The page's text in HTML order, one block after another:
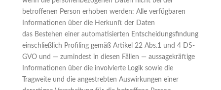
betroffenen Person erhoben werden: Alle verfügbaren
Informationen über die Herkunft der Daten
das Bestehen einer automatisierten Entscheidungsfindung
einschließlich Profiling gemäß Artikel 22 Abs.1 und 4 DS-
GVO und — zumindest in diesen Fällen — aussagekräftige
Informationen über die involvierte Logik sowie die
Tragweite und die angestrebten Auswirkungen einer